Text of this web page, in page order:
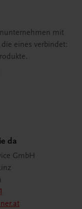
mit
eines verbindet:
da
GmbH